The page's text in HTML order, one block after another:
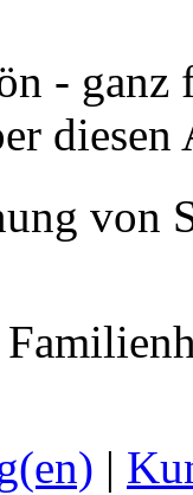
- ganz
diesen
von
|